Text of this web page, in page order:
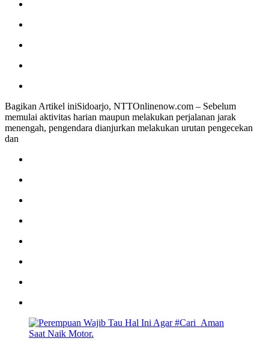
Bagikan Artikel iniSidoarjo, NTTOnlinenow.com – Sebelum
memulai aktivitas harian maupun melakukan perjalanan jarak
menengah, pengendara dianjurkan melakukan urutan pengecekan
dan